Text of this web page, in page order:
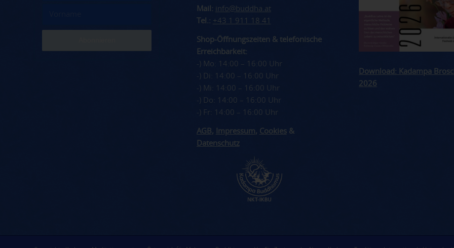
Mail: info@buddha.at
Tel.: +43 1 911 18 41
Shop-Öffnungszeiten & telefonische
Erreichbarkeit:
-) Mo: 14:00 – 16:00 Uhr
-) Di: 14:00 – 16:00 Uhr
-) Mi: 14:00 – 16:00 Uhr
-) Do: 14:00 – 16:00 Uhr
-) Fr: 14:00 – 16:00 Uhr
AGB , Impressum, Cookies&
Datenschutz
Download: Kadampa
2026